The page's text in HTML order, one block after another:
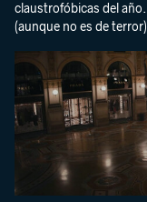
claustrofóbicas del
(aunque no es de terror)